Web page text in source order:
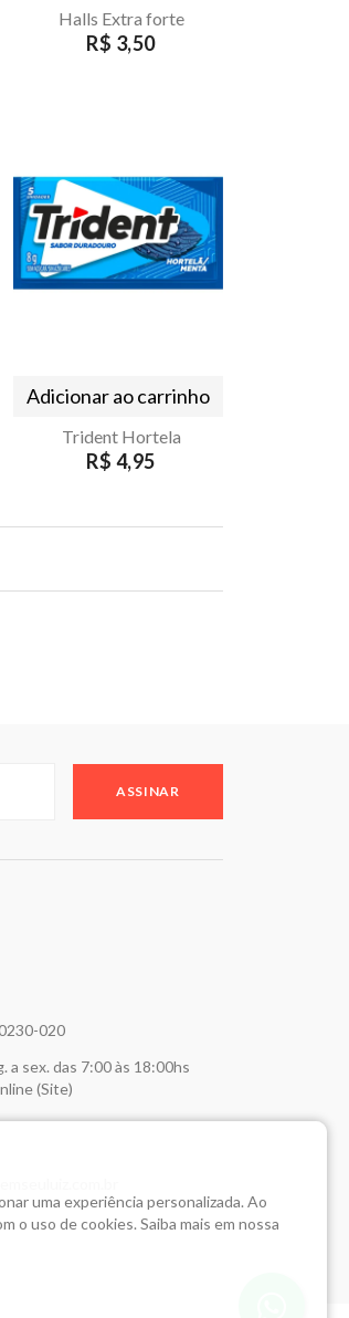
Halls Extra forte
R$ 3,50
Adicionar ao carrinho
Trident Hortela
R$ 4,95
ASSINAR
020
sex. das 7:00 às 18:00hs
(Site)
uma experiência personalizada. Ao
o uso de cookies. Saiba mais em nossa